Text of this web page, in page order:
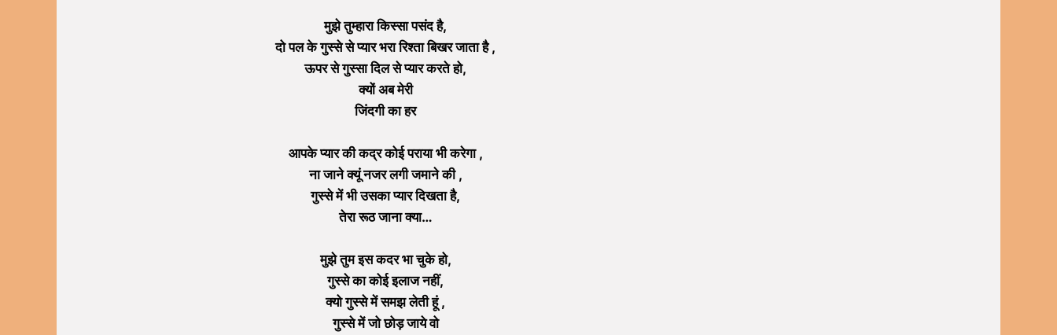
मुझे तुम्हारा किस्सा पसंद है,
दो पल के गुस्से से प्यार भरा रिश्ता बिखर जाता है ,
ऊपर से गुस्सा दिल से प्यार करते हो,
क्यों अब मेरी
जिंदगी का हर
आपके प्यार की कद्र कोई पराया भी करेगा ,
ना जाने क्यूं नजर लगी जमाने की ,
गुस्से में भी उसका प्यार दिखता है,
तेरा रूठ जाना क्या…
मुझे तुम इस कदर भा चुके हो,
गुस्से का कोई इलाज नहीं,
क्यो गुस्से में समझ लेती हूं ,
गुस्से में जो छोड़ जाये वो